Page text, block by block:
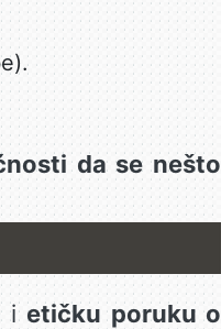
da se nešto
i etičku poruku o